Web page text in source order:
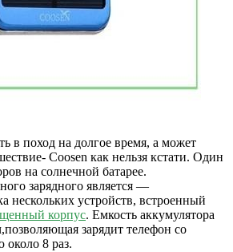
в поход на долгое время, а может
Coosen как нельзя кстати. Один
на солнечной батарее.
зарядного является —
нескольких устройств, встроенный
корпус. Емкость аккумулятора
зарядит телефон со
около 8 раз.